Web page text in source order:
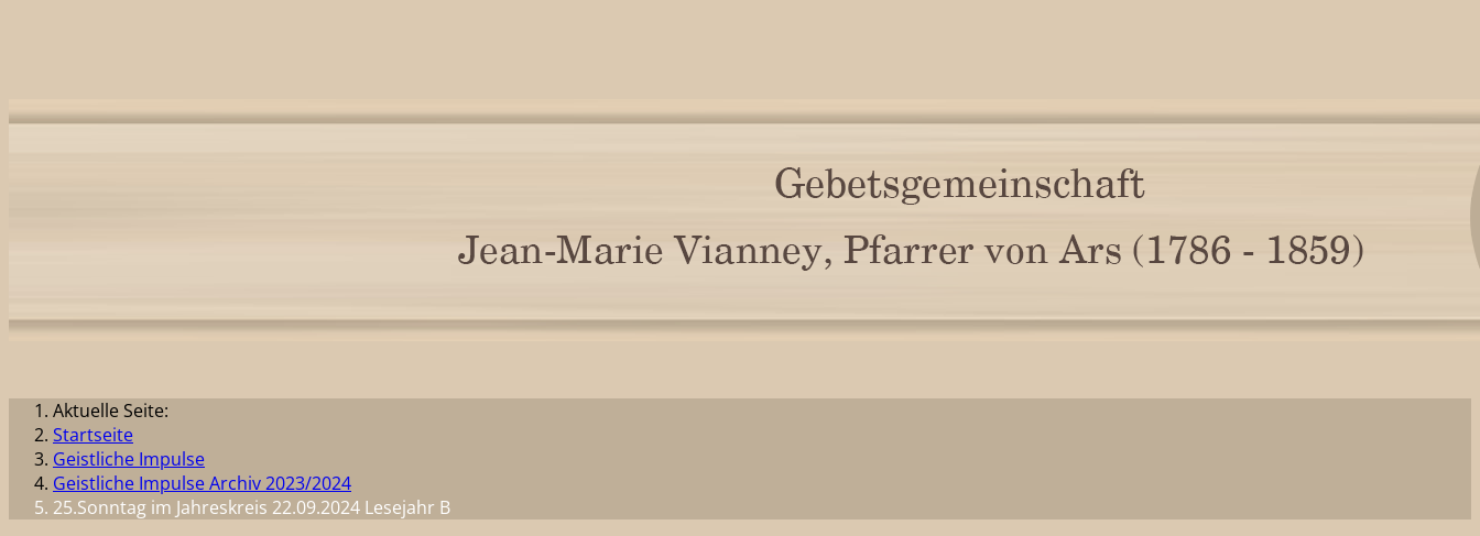
Aktuelle Seite:
Startseite
Geistliche Impulse
Geistliche Impulse Archiv 2023/2024
25.Sonntag im Jahreskreis 22.09.2024 Lesejahr B